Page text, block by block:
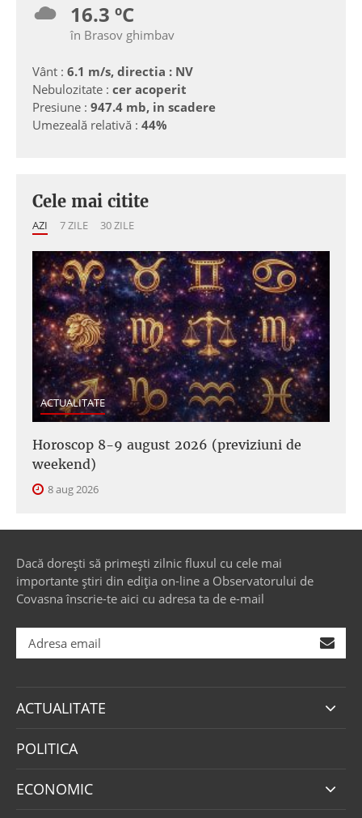
16.3 ºC
în Brasov ghimbav
Vânt : 6.1 m/s, directia : NV
Nebulozitate : cer acoperit
Presiune : 947.4 mb, in scadere
Umezeală relativă : 44%
Cele mai citite
AZI 7 ZILE 30 ZILE
ACTUALITATE
Horoscop 8-9 august 2026 (previziuni de
weekend)
8 aug 2026
Dacă dorești să primești zilnic fluxul cu cele mai
importante știri din ediția on-line a Observatorului de
Covasna înscrie-te aici cu adresa ta de e-mail
ACTUALITATE
POLITICA
ECONOMIC